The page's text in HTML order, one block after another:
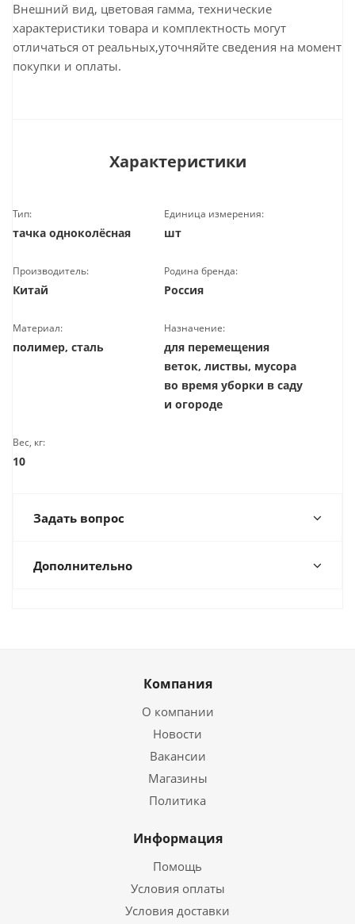
Внешний вид, цветовая гамма, технические
характеристики товара и комплектность могут
отличаться от реальных,уточняйте сведения на момент
покупки и оплаты.
Характеристики
Тип:
тачка одноколёсная
Единица измерения:
шт
Производитель:
Китай
Родина бренда:
Россия
Материал:
полимер, сталь
Назначение:
для перемещения
веток, листвы, мусора
во время уборки в саду
и огороде
Вес, кг:
10
Задать вопрос
Дополнительно
Компания
О компании
Новости
Вакансии
Магазины
Политика
Информация
Помощь
Условия оплаты
Условия доставки